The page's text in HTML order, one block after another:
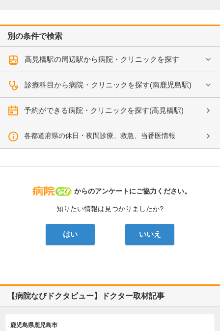
別の条件で検索
高見橋駅の周辺駅から病院・クリニックを探す
診療科目から病院・クリニックを探す(南鹿児島駅)
予約ができる病院・クリニックを探す(高見橋駅)
各都道府県の休日・夜間診療、救急、当番医情報
病院なび
からのアンケートにご協力ください。
知りたい情報は見つかりましたか?
はい いいえ
【病院なびドクタビュー】ドクター取材記事
鹿児島県鹿児島市